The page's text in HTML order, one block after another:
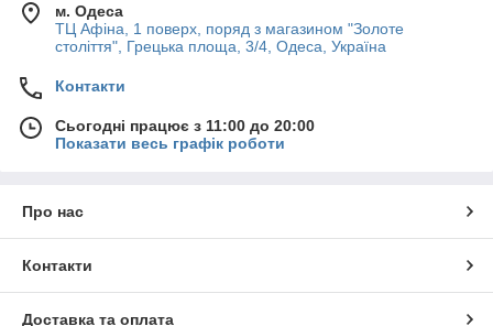
м. Одеса
ТЦ Афіна, 1 поверх, поряд з магазином "Золоте
століття", Грецька площа, 3/4, Одеса, Україна
Контакти
Сьогодні працює з 11:00 до 20:00
Показати весь графік роботи
Про нас
Контакти
Доставка та оплата